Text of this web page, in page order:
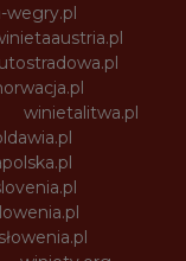
wegry.pl
winietalitwa.pl